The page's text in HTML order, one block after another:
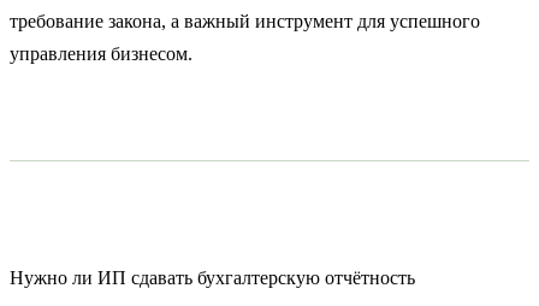
требование закона, а важный инструмент для успешного
управления бизнесом.
Нужно ли ИП сдавать бухгалтерскую отчётность